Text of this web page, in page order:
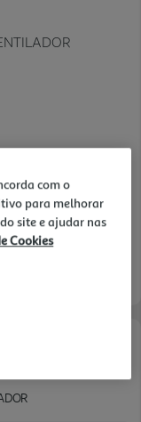
08/2026
com o
para melhorar
site e ajudar nas
Cookies